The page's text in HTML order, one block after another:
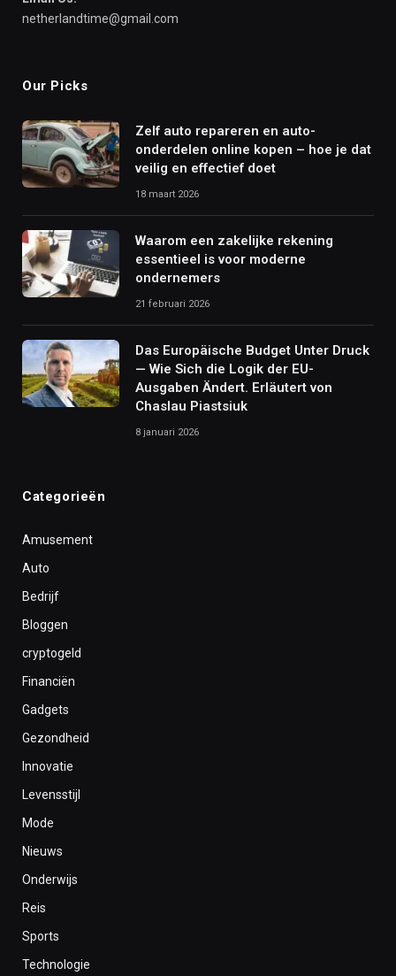
netherlandtime@gmail.com
Our Picks
Zelf auto repareren en auto-
onderdelen online kopen – hoe je dat
veilig en effectief doet
18 maart 2026
Waarom een zakelijke rekening
essentieel is voor moderne
ondernemers
21 februari 2026
Das Europäische Budget Unter Druck
— Wie Sich die Logik der EU-
Ausgaben Ändert. Erläutert von
Chaslau Piastsiuk
8 januari 2026
Categorieën
Amusement
Auto
Bedrijf
Bloggen
cryptogeld
Financiën
Gadgets
Gezondheid
Innovatie
Levensstijl
Mode
Nieuws
Onderwijs
Reis
Sports
Technologie